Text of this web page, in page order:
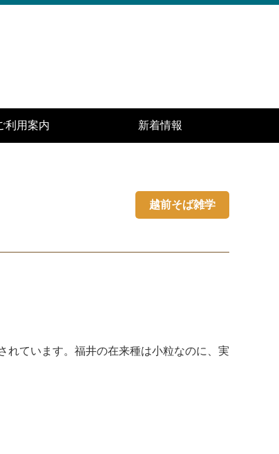
利用案内 新着情報
越前そば雑学
れています。福井の在来種は小粒なのに、実